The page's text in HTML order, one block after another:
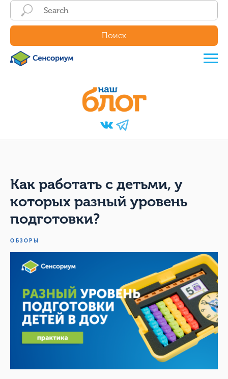
Поиск
Как работать с детьми, у
которых разный уровень
подготовки?
ОБЗОРЫ